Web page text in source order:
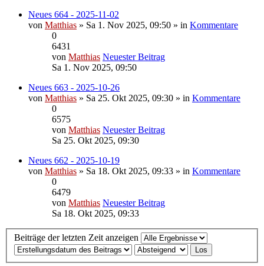
Neues 664 - 2025-11-02
von Matthias » Sa 1. Nov 2025, 09:50 » in Kommentare
0
6431
von Matthias Neuester Beitrag
Sa 1. Nov 2025, 09:50
Neues 663 - 2025-10-26
von Matthias » Sa 25. Okt 2025, 09:30 » in Kommentare
0
6575
von Matthias Neuester Beitrag
Sa 25. Okt 2025, 09:30
Neues 662 - 2025-10-19
von Matthias » Sa 18. Okt 2025, 09:33 » in Kommentare
0
6479
von Matthias Neuester Beitrag
Sa 18. Okt 2025, 09:33
Beiträge der letzten Zeit anzeigen